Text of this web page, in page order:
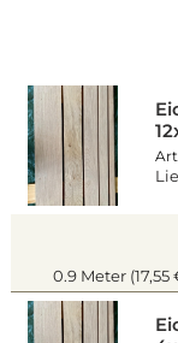
0.9 Meter